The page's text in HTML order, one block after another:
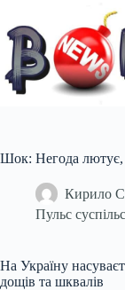
вмісту
Шок: Негода лютує,
Кирило
Пульс
На Україну
дощів та шквалів